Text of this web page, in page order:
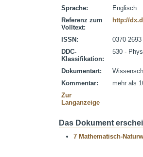
Sprache:
Englisch
Referenz zum
Volltext:
http://
ISSN:
0370-2693
DDC-
Klassifikation:
530 -
Dokumentart:
Kommentar:
mehr als
Zur
Langanzeige
Das Dokument
7 Mathematisch-